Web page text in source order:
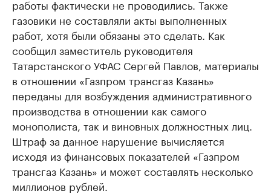
работы фактически не проводились. Также
газовики не составляли акты выполненных
работ, хотя были обязаны это сделать. Как
сообщил заместитель руководителя
Татарстанского УФАС Сергей Павлов, материалы
в отношении «Газпром трансгаз Казань»
переданы для возбуждения административного
производства в отношении как самого
монополиста, так и виновных должностных лиц.
Штраф за данное нарушение вычисляется
исходя из финансовых показателей «Газпром
трансгаз Казань» и может составлять несколько
миллионов рублей.